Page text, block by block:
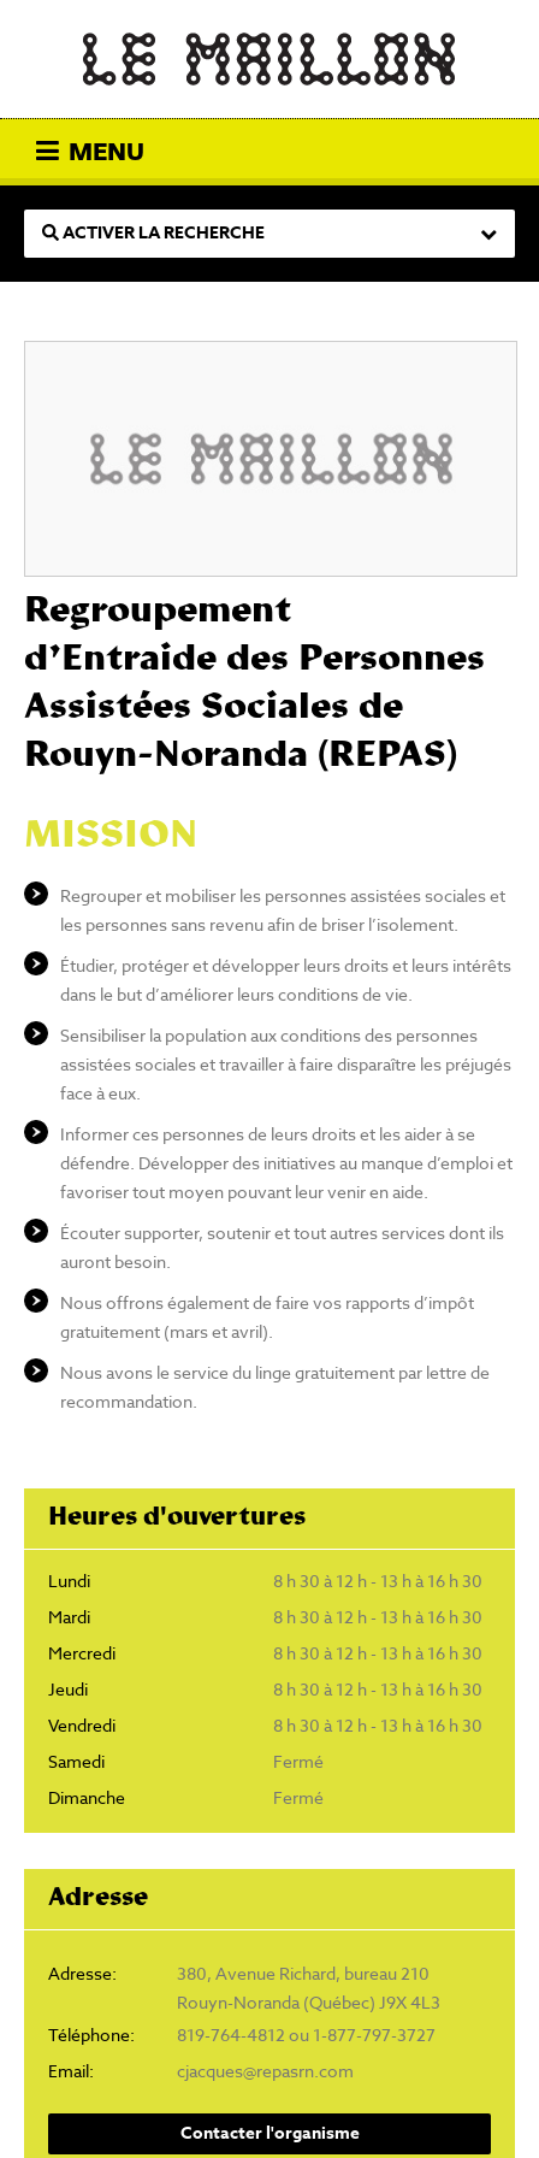
MENU
ACTIVER LA RECHERCHE
Regroupement
d’Entraide des Personnes
Assistées Sociales de
Rouyn-Noranda (REPAS)
MISSION
Regrouper et mobiliser les personnes assistées sociales et
les personnes sans revenu afin de briser l’isolement.
Étudier, protéger et développer leurs droits et leurs intérêts
dans le but d’améliorer leurs conditions de vie.
Sensibiliser la population aux conditions des personnes
assistées sociales et travailler à faire disparaître les préjugés
face à eux.
Informer ces personnes de leurs droits et les aider à se
défendre. Développer des initiatives au manque d’emploi et
favoriser tout moyen pouvant leur venir en aide.
Écouter supporter, soutenir et tout autres services dont ils
auront besoin.
Nous offrons également de faire vos rapports d’impôt
gratuitement (mars et avril).
Nous avons le service du linge gratuitement par lettre de
recommandation.
Heures d'ouvertures
Lundi
8 h 30 à 12 h - 13 h à 16 h 30
Mardi
8 h 30 à 12 h - 13 h à 16 h 30
Mercredi
8 h 30 à 12 h - 13 h à 16 h 30
Jeudi
8 h 30 à 12 h - 13 h à 16 h 30
Vendredi
8 h 30 à 12 h - 13 h à 16 h 30
Samedi
Fermé
Dimanche
Fermé
Adresse
Adresse:
380, Avenue Richard, bureau 210
Rouyn-Noranda (Québec) J9X 4L3
Téléphone:
819-764-4812 ou 1-877-797-3727
Email:
cjacques@repasrn.com
Contacter l'organisme